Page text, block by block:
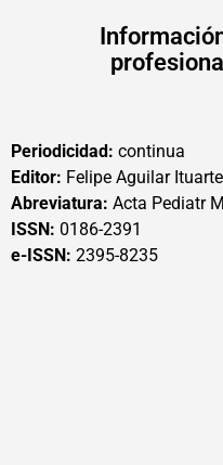
Periodicidad: continua
Editor: Felipe Aguilar Ituarte
Abreviatura: Acta Pediatr
ISSN: 0186-2391
e-ISSN: 2395-8235